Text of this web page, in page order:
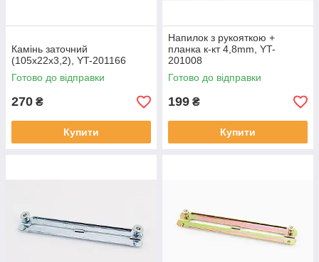
Камінь заточний
(105x22x3,2), YT-201166
Готово до відправки
270 ₴
Купити
Напилок з рукояткою +
планка к-кт 4,8mm, YT-
201008
Готово до відправки
199 ₴
Купити